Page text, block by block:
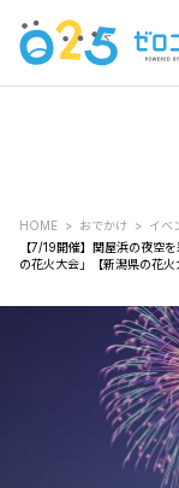
HOME おでかけ
イベ
【7/19開催】関屋浜の夜空
の花火大会」【新潟県の花火